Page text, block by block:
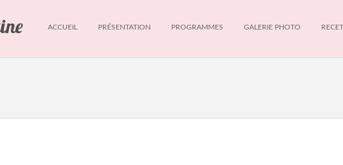
ACCUEIL PRÉSENTATION PROGRAMMES GALERIE PHOTO